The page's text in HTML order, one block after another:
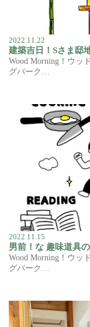
2022.11.22
建築吉日！Sさま邸
Wood Morning！ウッ
グパーク…
2022.11.15
男前！な 趣味道具
Wood Morning！ウッ
グパーク…